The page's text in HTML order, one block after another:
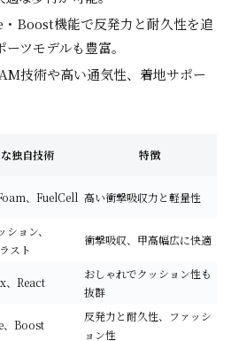
・Boost機能で反発力と耐久性を追
ツモデルも豊富。
技術や高い通気性、着地サポー
独自技術 特徴
、FuelCell 高い衝撃吸収力と軽量性
ション、
スト
衝撃吸収、甲高幅広に快適
、React
おしゃれでクッション性も
抜群
、Boost
反発力と耐久性、ファッシ
ョン性